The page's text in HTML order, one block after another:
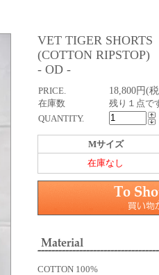
VET TIGER SHORTS
(COTTON RIPSTOP)
- OD -
PRICE.
18,800円(
在庫数
残り１点で
QUANTITY.
Mサイズ
在庫なし
COTTON 100%